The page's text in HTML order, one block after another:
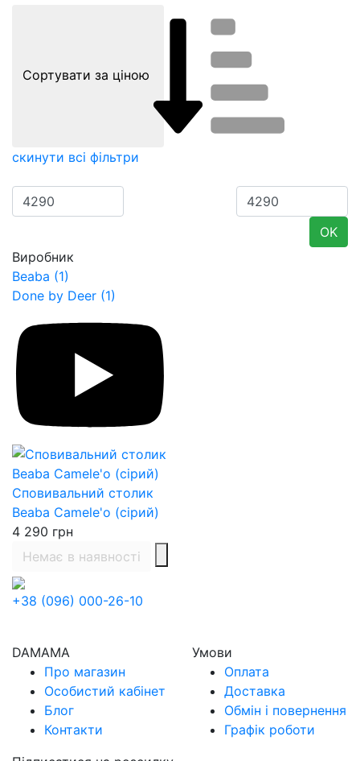
Сортувати за ціною
скинути всі фільтри
OK
Виробник
Beaba (1)
Done by Deer (1)
Сповивальний столик
Beaba Camele'o (сірий)
4 290 грн
Немає в наявності
+38 (096) 000-26-10
DAMAMA
Про магазин
Особистий кабінет
Блог
Контакти
Умови
Оплата
Доставка
Обмін і повернення
Графік роботи